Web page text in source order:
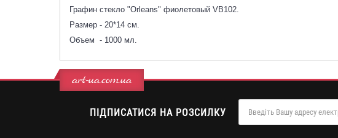
Графин стекло "Orleans" фиолетовый VB102.
Размер - 20*14 см.
Объем - 1000 мл.
art-ua.com.ua
ПІДПИСАТИСЯ НА РОЗСИЛКУ